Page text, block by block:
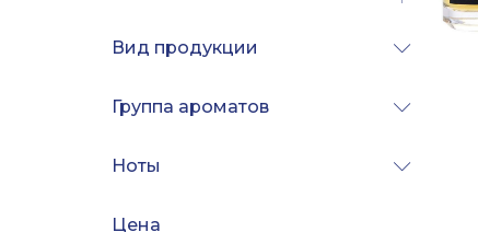
Armaf
ArteOlfatto
№12 Oud Douze
№4 Apres l'Amour Elixir
№5 Frenesie
Вид продукции
Группа ароматов
Ноты
Цена